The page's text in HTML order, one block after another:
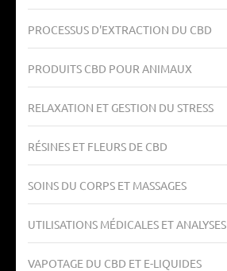
PROCESSUS D'EXTRACTION DU CBD
PRODUITS CBD POUR ANIMAUX
RELAXATION ET GESTION DU STRESS
RÉSINES ET FLEURS DE CBD
SOINS DU CORPS ET MASSAGES
UTILISATIONS MÉDICALES ET ANALYSES
VAPOTAGE DU CBD ET E-LIQUIDES